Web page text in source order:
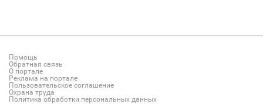
Помощь
Обратная связь
О портале
Реклама на портале
Пользовательское соглашение
Охрана труда
Политика обработки персональных данных